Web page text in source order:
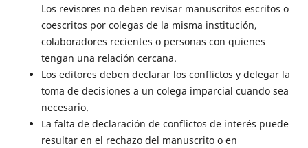
Los revisores no deben revisar manuscritos escritos o
coescritos por colegas de la misma institución,
colaboradores recientes o personas con quienes
tengan una relación cercana.
Los editores deben declarar los conflictos y delegar la
toma de decisiones a un colega imparcial cuando sea
necesario.
La falta de declaración de conflictos de interés puede
resultar en el rechazo del manuscrito o en